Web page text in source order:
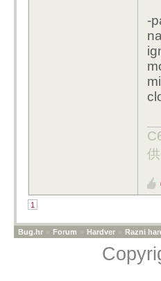
-
1
Bug.hr » Forum » Hardver » Razni